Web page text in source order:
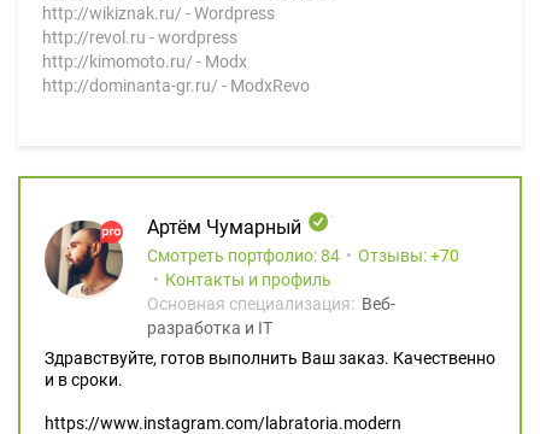
http://wikiznak.ru/ - Wordpress
http://revol.ru - wordpress
http://kimomoto.ru/ - Modx
http://dominanta-gr.ru/ - ModxRevo
Артём Чумарный
Смотреть портфолио: 84 Отзывы:
70
Контакты и профиль
Основная специализация: Веб-
разработка и IT
Здравствуйте, готов выполнить Ваш заказ. Качественно
и в сроки.
https://www.instagram.com/labratoria.modern